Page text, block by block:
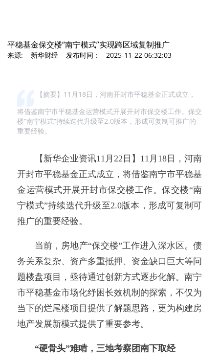
平稳基金保交楼“南宁模式”实现跨区域复制推广
来源: 新华财经 发布时间： 2025-11-22 06:32:03
【摘要】11月18日，河南开封市平稳基金正式成立，
将借鉴南宁市平稳基金运营模式开展开封市保交楼工作。保交
楼“南宁模式”持续迭代升级至2.0版本，形成可复制可推广的
重要经验。
【新华企业资讯11月22日】11月18日，河南
开封市平稳基金正式成立，将借鉴南宁市平稳基
金运营模式开展开封市保交楼工作。保交楼“南
宁模式”持续迭代升级至2.0版本，形成可复制可
推广的重要经验。
当前，房地产“保交楼”工作进入深水区。债
务关系复杂、资产多重抵押、资金缺口巨大等问
题楼盘项目，亟待通过创新方式逐步化解。南宁
市平稳基金市场化纾困长效机制的探索，不仅为
当下的烂尾楼项目提供了解题思路，更为构建房
地产发展新模式提供了重要参考。
“硬骨头”难啃，三地考察团南下取经